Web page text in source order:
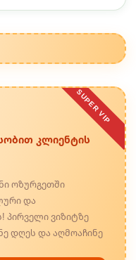
SUPER VIP
კლიენტის
ოზურგეთში
და
პირველი ვიზიტზე
დღეს და აღმოაჩინე